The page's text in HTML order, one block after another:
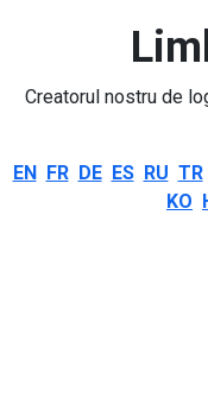
Creatorul nostru de
EN FR DE ES RU TR
KO